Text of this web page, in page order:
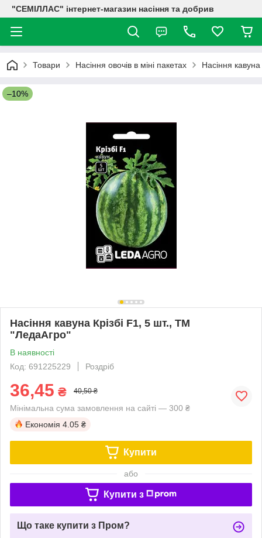
"СЕМІЛЛАС" інтернет-магазин насіння та добрив
Товари Насіння овочів в міні пакетах Насіння кавуна
–10%
Насіння кавуна Крізбі F1, 5 шт., ТМ
"ЛедаАгро"
В наявності
Код: 691225229
Роздріб
36,45 ₴ 40,50 ₴
Мінімальна сума замовлення на сайті — 300 ₴
Економія 4.05 ₴
Купити
або
Купити з
Що таке купити з Пром?